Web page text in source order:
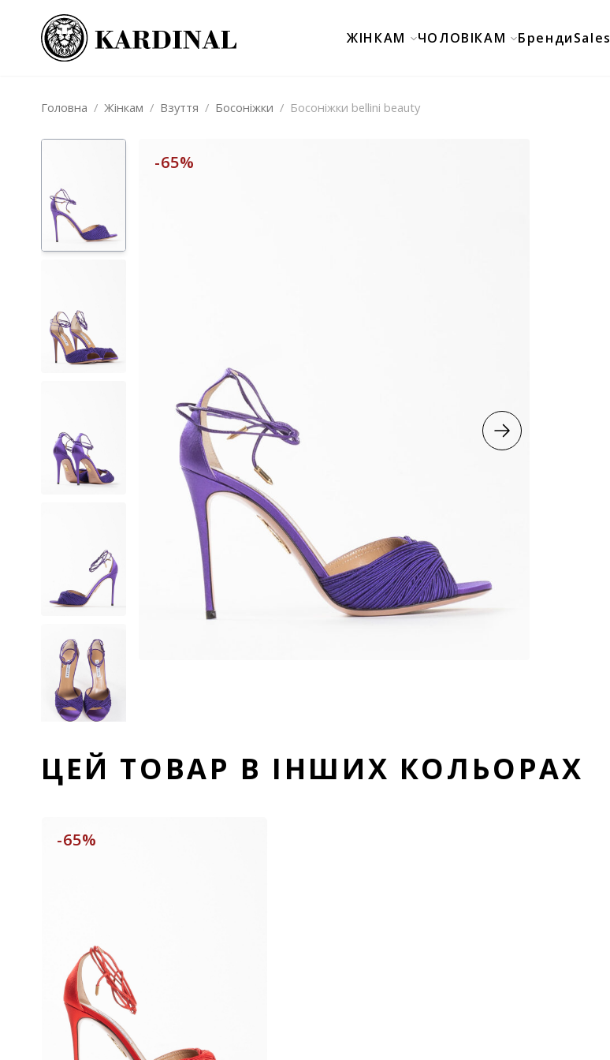
ЖІНКАМ ЧОЛОВІКАМ БрендиSales
Головна / Жінкам / Взуття / Босоніжки / Босоніжки bellini beauty
-65%
ЦЕЙ ТОВАР В ІНШИХ КОЛЬОРАХ
-65%